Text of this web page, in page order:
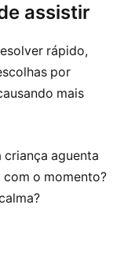
assistir
rápido,
por
mais
criança aguenta
com o momento?